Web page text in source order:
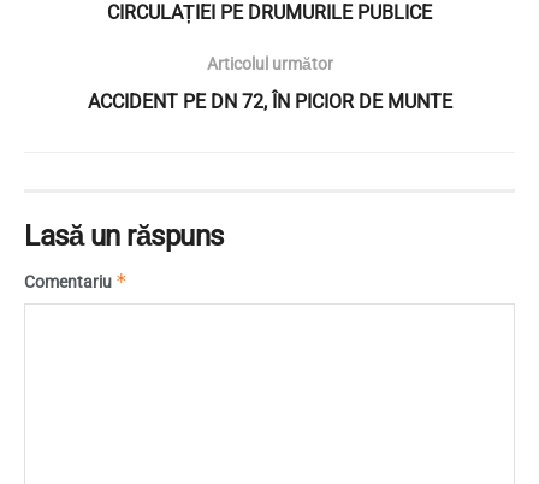
CIRCULAȚIEI PE DRUMURILE PUBLICE
Articolul următor
ACCIDENT PE DN 72, ÎN PICIOR DE MUNTE
Lasă un răspuns
Comentariu *